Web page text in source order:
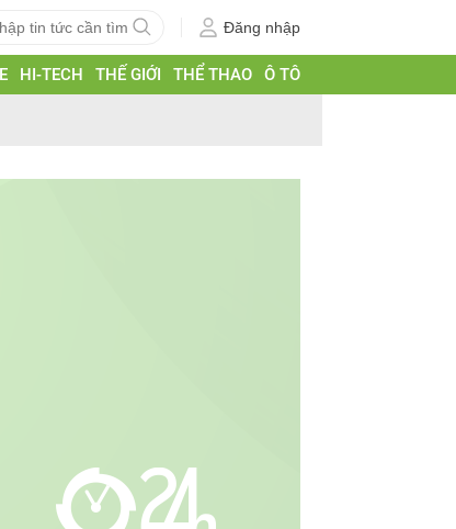
Đăng nhập
HI-TECH THẾ GIỚI THỂ THAO Ô TÔ